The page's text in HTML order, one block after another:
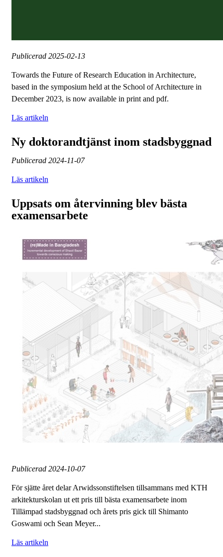
Publicerad 2025-02-13
Towards the Future of Research Education in Architecture,
based in the symposium held at the School of Architecture in
December 2023, is now available in print and pdf.
Läs artikeln
Ny doktorandtjänst inom stadsbyggnad
Publicerad 2024-11-07
Läs artikeln
Uppsats om återvinning blev bästa
examensarbete
Publicerad 2024-10-07
För sjätte året delar Arwidssonstiftelsen tillsammans med KTH
arkitekturskolan ut ett pris till bästa examensarbete inom
Tillämpad stadsbyggnad och årets pris gick till Shimanto
Goswami och Sean Meyer...
Läs artikeln